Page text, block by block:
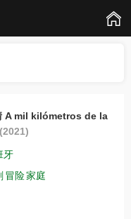
A mil kilómetros de la
(2021)
牙
冒险家庭